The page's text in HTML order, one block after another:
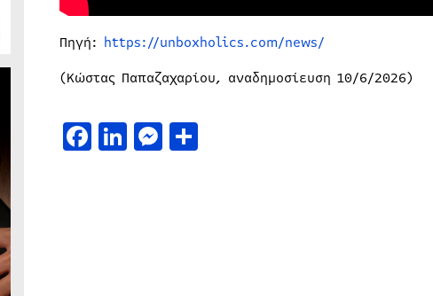
Πηγή: https://unboxholics.com/news/
(Κώστας Παπαζαχαρίου, αναδημοσίευση 10/6/2026)
Facebook
LinkedIn
Messenger
Μοιραστείτε